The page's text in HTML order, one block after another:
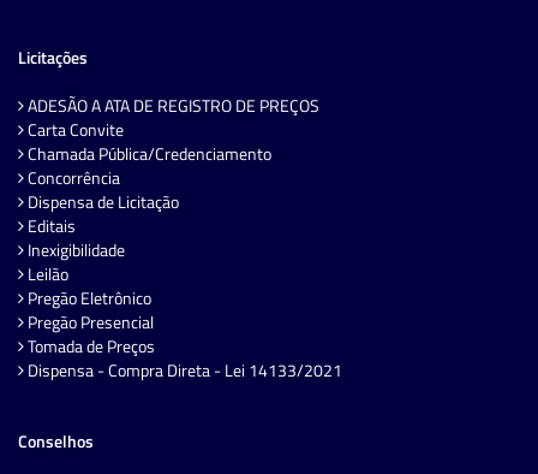
Licitações
ADESÃO A ATA DE REGISTRO DE PREÇOS
Carta Convite
Chamada Pública/Credenciamento
Concorrência
Dispensa de Licitação
Editais
Inexigibilidade
Leilão
Pregão Eletrônico
Pregão Presencial
Tomada de Preços
Dispensa - Compra Direta - Lei 14133/2021
Conselhos